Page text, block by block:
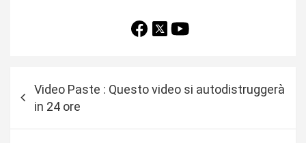
Video Paste : Questo video si autodistruggerà
in 24 ore